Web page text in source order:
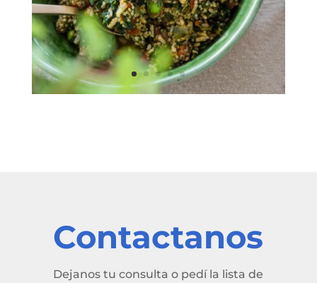
Contactanos
Dejanos tu consulta o pedí la lista de